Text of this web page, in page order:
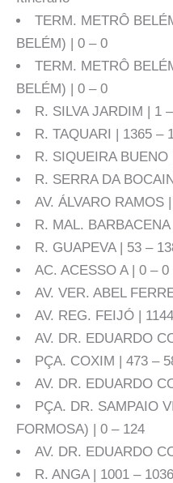
TERM. METRÔ
BELÉM) | 0 – 0
TERM. METRÔ
BELÉM) | 0 – 0
R. SILVA JARDIM | 1
R. TAQUARI | 1365 –
R. SIQUEIRA BUENO
R. SERRA DA
AV. ÁLVARO RAMOS
R. MAL.
R. GUAPEVA | 53 –
AC. ACESSO A | 0 – 0
AV. VER. ABEL
AV. REG. FEIJÓ |
AV. DR. EDUARDO
PÇA. COXIM | 473 –
AV. DR. EDUARDO
PÇA. DR. SAMPAIO
FORMOSA) | 0 – 124
AV. DR. EDUARDO
R. ANGA | 1001 – 1036